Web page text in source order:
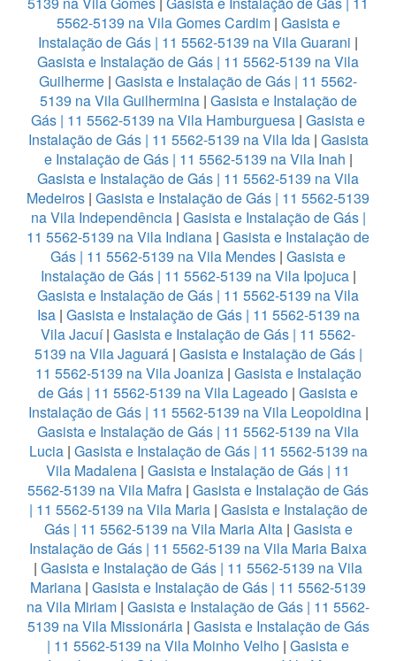
5562-5139 na Vila Gomes Cardim| Gasista e
Instalação de Gás | 11 5562-5139 na Vila Guarani |
Gasista e Instalação de Gás | 11 5562-5139 na Vila
Guilherme | Gasista e Instalação de Gás | 11 5562-
5139 na Vila Guilhermina| Gasista e Instalação de
Gás | 11 5562-5139 na Vila Hamburguesa | Gasista e
Instalação de Gás | 11 5562-5139 na Vila Ida| Gasista
e Instalação de Gás | 11 5562-5139 na Vila Inah |
Gasista e Instalação de Gás | 11 5562-5139 na Vila
Medeiros | Gasista e Instalação de Gás | 11 5562-5139
na Vila Independência| Gasista e Instalação de Gás |
11 5562-5139 na Vila Indiana | Gasista e Instalação de
Gás | 11 5562-5139 na Vila Mendes | Gasista e
Instalação de Gás | 11 5562-5139 na Vila Ipojuca|
Gasista e Instalação de Gás | 11 5562-5139 na Vila
Isa| Gasista e Instalação de Gás | 11 5562-5139 na
Vila Jacuí| Gasista e Instalação de Gás | 11 5562-
5139 na Vila Jaguará| Gasista e Instalação de Gás |
11 5562-5139 na Vila Joaniza| Gasista e Instalação
de Gás | 11 5562-5139 na Vila Lageado | Gasista e
Instalação de Gás | 11 5562-5139 na Vila Leopoldina|
Gasista e Instalação de Gás | 11 5562-5139 na Vila
Lucia| Gasista e Instalação de Gás | 11 5562-5139 na
Vila Madalena | Gasista e Instalação de Gás | 11
5562-5139 na Vila Mafra | Gasista e Instalação de Gás
| 11 5562-5139 na Vila Maria| Gasista e Instalação de
Gás | 11 5562-5139 na Vila Maria Alta| Gasista e
Instalação de Gás | 11 5562-5139 na Vila Maria Baixa
| Gasista e Instalação de Gás | 11 5562-5139 na Vila
Mariana | Gasista e Instalação de Gás | 11 5562-5139
na Vila Miriam | Gasista e Instalação de Gás | 11 5562-
5139 na Vila Missionária| Gasista e Instalação de Gás
| 11 5562-5139 na Vila Moinho Velho | Gasista e